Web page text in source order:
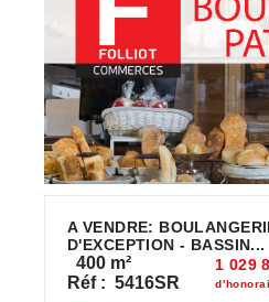
A VENDRE:
D'EXCEPTION - BASSIN...
400 m²
Réf : 5416SR
1 029